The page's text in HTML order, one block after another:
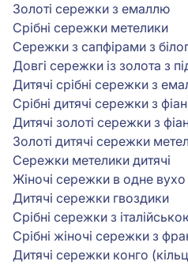
Золоті сережки з емаллю
Срібні сережки метелики
Сережки з сапфірами з
Довгі сережки із золота з
Дитячі срібні сережки з
Срібні дитячі сережки з
Дитячі золоті сережки з
Золоті дитячі сережки
Сережки метелики дитячі
Жіночі сережки в одне вухо
Дитячі сережки гвоздики
Срібні сережки з
Срібні жіночі сережки з
Дитячі сережки конго